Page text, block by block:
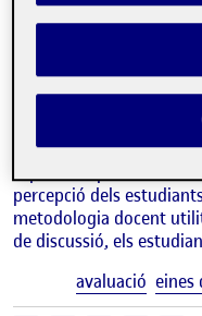
video
Percepció i
grups de
percepció dels
metodologia docent
de discussió, els
avaluació eines